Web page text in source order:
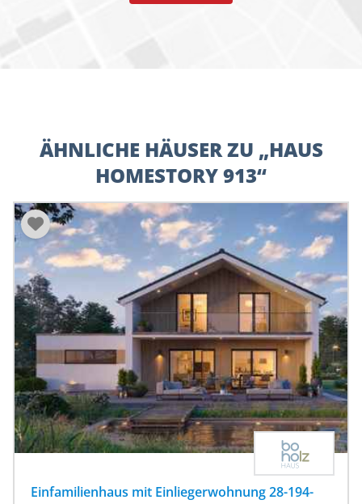
ÄHNLICHE HÄUSER ZU „HAUS
HOMESTORY 913“
Einfamilienhaus mit Einliegerwohnung 28-194-